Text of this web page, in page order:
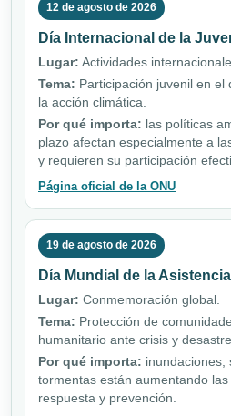
12 de agosto de 2026
Día Internacional de la
Lugar: Actividades
Tema: Participación juvenil en el
la acción climática.
Por qué importa: las políticas
plazo afectan especialmente a
y requieren su participación
Página oficial de la ONU
19 de agosto de 2026
Día Mundial de la
Lugar: Conmemoración global.
Tema: Protección de
humanitario ante crisis y
Por qué importa: inundaciones,
tormentas están aumentando
respuesta y prevención.